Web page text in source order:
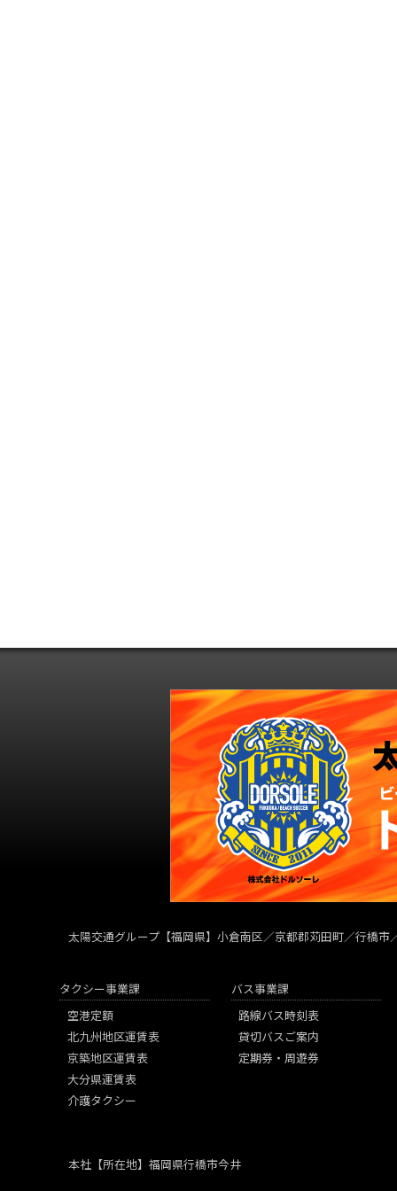
太陽交通グループ 【福岡県】小倉南区／京都郡苅田町／行橋
タクシー事業課
空港定額
北九州地区運賃表
京築地区運賃表
大分県運賃表
介護タクシー
バス事業課
路線バス時刻表
貸切バスご案内
定期券・周遊券
本社 【所在地】福岡県行橋市今井